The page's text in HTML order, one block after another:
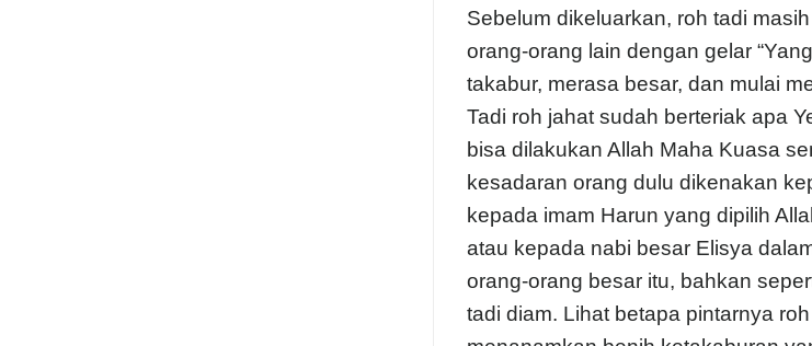
Sebelum dikeluarkan, roh tadi
orang-orang lain dengan gelar
takabur, merasa besar, dan mulai
Tadi roh jahat sudah berteriak apa
bisa dilakukan Allah Maha Kuasa
kesadaran orang dulu dikenakan
kepada imam Harun yang dipilih
atau kepada nabi besar Elisya
orang-orang besar itu, bahkan
tadi diam. Lihat betapa pintarnya